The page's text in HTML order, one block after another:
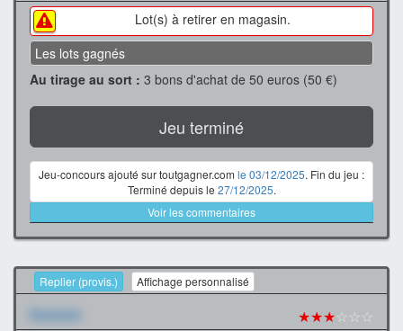
Lot(s) à retirer en magasin.
Les lots gagnés
Au tirage au sort : 3 bons d'achat de 50 euros (50 €)
Jeu terminé
Jeu-concours ajouté sur toutgagner.com le 03/12/2025. Fin du jeu :
Terminé depuis le 27/12/2025.
Voir les commentaires
Replier (provis.) Affichage personnalisé
Xxxxxxx ★★★☆☆☆